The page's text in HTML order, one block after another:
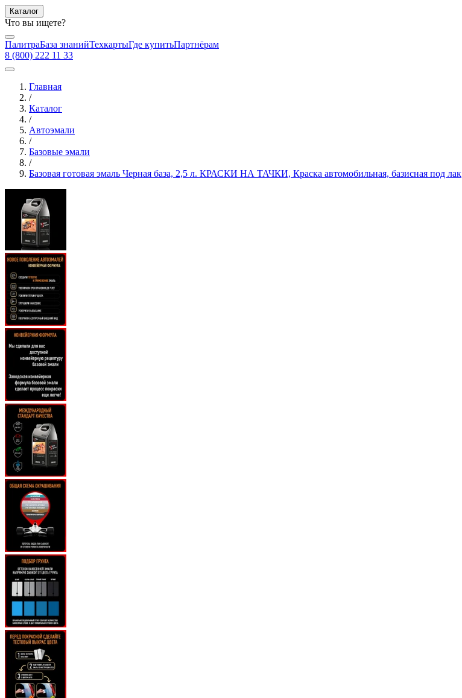
Каталог
Что вы ищете?
ПалитраБаза знанийТехкартыГде купитьПартнёрам
8 (800) 222 11 33
Главная
/
Каталог
/
Автоэмали
/
Базовые эмали
/
Базовая готовая эмаль Черная база, 2,5 л. КРАСКИ НА ТАЧКИ, Краска автомобильная, базисная под лак